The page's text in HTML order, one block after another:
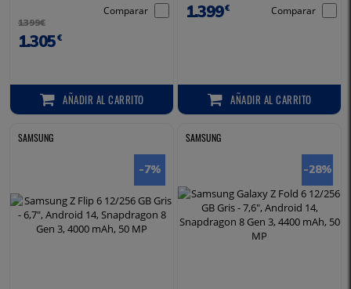
Comparar
1399€
1.305€
AÑADIR AL CARRITO
Comparar
1.399€
AÑADIR AL CARRITO
SAMSUNG
-7%
SAMSUNG
-28%